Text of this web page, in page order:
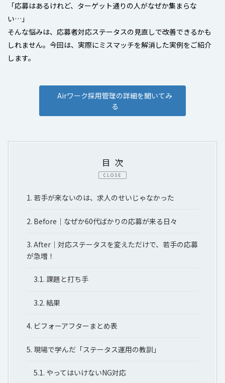
「応募はあるけれど、ターゲット通りの人がなぜか集まらな
い…」
そんな悩みは、応募者対応ステータスの見直しで改善できるかも
しれません。今回は、実際にミスマッチを解消した実例をご紹介
します。
Airワーク採用管理の詳細を聞いてみ
る
目次
CLOSE
1. 若手が来ないのは、求人のせいじゃなかった
2. Before│なぜか60代ばかりの応募が来る日々
3. After｜対応ステータスを変えただけで、若手の応募
が急増！
3.1. 課題と打ち手
3.2. 結果
4. ビフォーアフターまとめ表
5. 現場で学んだ「ステータス運用の教訓」
5.1. やってはいけないNG対応